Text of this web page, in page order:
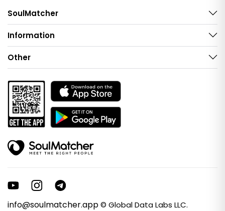
SoulMatcher
Information
Other
info@soulmatcher.app© Global Data Labs LLC.